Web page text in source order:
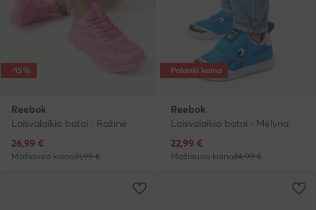
-15%
Reebok
Laisvalaikio batai · Rožinė
Dabartinė kaina
26,99 €
Mažiausia kaina31,99 €
Palanki kaina
Reebok
Laisvalaikio batai · Mėlyna
Dabartinė kaina
22,99 €
Mažiausia kaina24,99 €